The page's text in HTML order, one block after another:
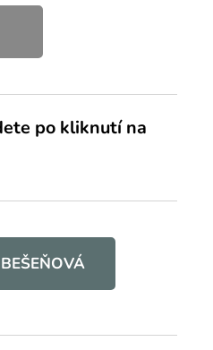
po kliknutí na